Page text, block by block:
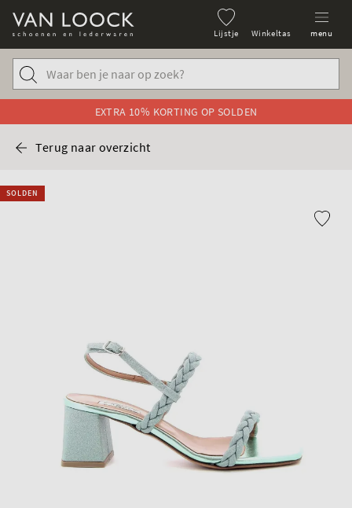
Lijstje Winkeltas menu
EXTRA 10% KORTING OP SOLDEN
Terug naar overzicht
SOLDEN